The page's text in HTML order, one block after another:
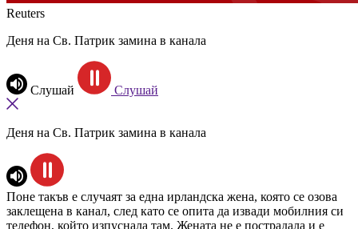
Reuters
Деня на Св. Патрик замина в канала
Слушай Слушай
Деня на Св. Патрик замина в канала
Поне такъв е случаят за една ирландска жена, която се озова
заклещена в канал, след като се опита да извади мобилния си
телефон, който изпуснала там. Жената не е пострадала и е